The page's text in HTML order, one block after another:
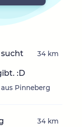
:D
Pinneberg
34 km
34 km